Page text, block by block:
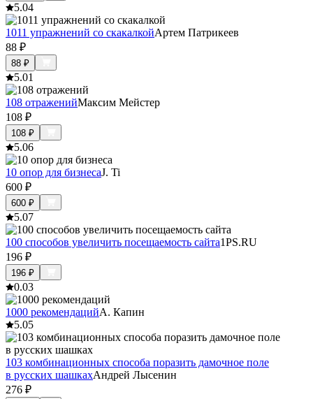
5.04
1011 упражнений со скакалкойАртем Патрикеев
88 ₽
88 ₽
5.01
108 отраженийМаксим Мейстер
108 ₽
108 ₽
5.06
10 опор для бизнесаJ. Ti
600 ₽
600 ₽
5.07
100 способов увеличить посещаемость сайта1PS.RU
196 ₽
196 ₽
0.03
1000 рекомендацийА. Капин
5.05
103 комбинационных способа поразить дамочное поле
в русских шашкахАндрей Лысенин
276 ₽